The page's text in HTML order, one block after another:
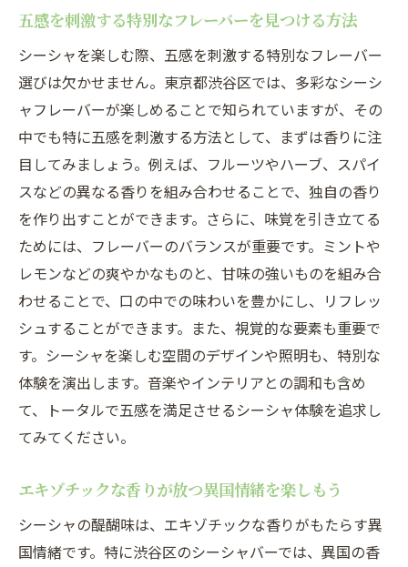
世界各国のフレーバーを渋谷で体感
和とエキゾチックの融合渋谷シーシャフレーバ
ーの選び方
和の香り漂う独自のシーシャフレーバーと
は
意外な組み合わせで楽しむフレーバーの世
界
渋谷で和とエキゾチックが融合した一品を
体験
伝統と新しさが交わるシーシャフレーバー
フレーバー選びのポイントはバランスにあ
り
渋谷限定！和テイストのシーシャフレーバ
ー
渋谷で楽しむシーシャ通が教えるフレーバーの
選び方
シーシャ通が語るフレーバー選びのこだわ
渋谷でプロがおすすめするシーシャフレー
五感を刺激する特別なフレーバーを見つける方法
シーシャを楽しむ際、五感を刺激する特別なフレーバー
選びは欠かせません。東京都渋谷区では、多彩なシーシ
ャフレーバーが楽しめることで知られていますが、その
中でも特に五感を刺激する方法として、まずは香りに注
目してみましょう。例えば、フルーツやハーブ、スパイ
スなどの異なる香りを組み合わせることで、独自の香り
を作り出すことができます。さらに、味覚を引き立てる
ためには、フレーバーのバランスが重要です。ミントや
レモンなどの爽やかなものと、甘味の強いものを組み合
わせることで、口の中での味わいを豊かにし、リフレッ
シュすることができます。また、視覚的な要素も重要で
す。シーシャを楽しむ空間のデザインや照明も、特別な
体験を演出します。音楽やインテリアとの調和も含め
て、トータルで五感を満足させるシーシャ体験を追求し
てみてください。
エキゾチックな香りが放つ異国情緒を楽しもう
シーシャの醍醐味は、エキゾチックな香りがもたらす異
国情緒です。特に渋谷区のシーシャバーでは、異国の香